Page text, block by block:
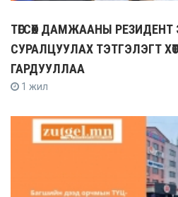
ТӨГСӨХ ДАМЖААНЫ
СУРАЛЦУУЛАХ ТЭТГЭЛЭГТ
ГАРДУУЛЛАА
1 жил